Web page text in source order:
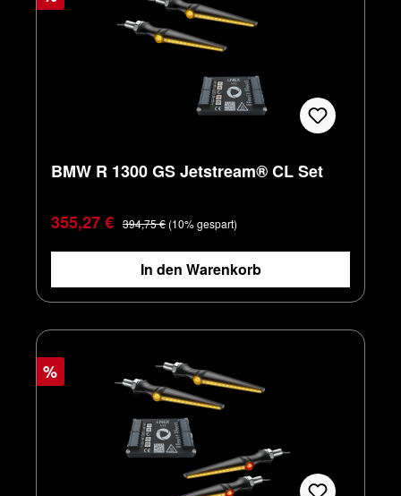
BMW R 1300 GS Jetstream® CL Set
Verkaufspreis:
355,27 € Regulärer Preis:
394,75 € (10% gespart)
In den Warenkorb
%